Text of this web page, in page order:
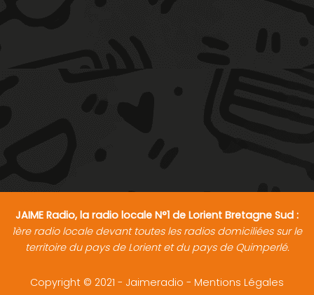
JAIME Radio, la radio locale N°1 de Lorient Bretagne Sud :
1ère radio locale devant toutes les radios domiciliées sur le
territoire du pays de Lorient et du pays de Quimperlé.
Copyright © 2021 - Jaimeradio - Mentions Légales